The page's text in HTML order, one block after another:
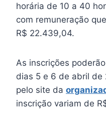
horária de 10 a 40
com remuneração
R$ 22.439,04.
As inscrições
dias 5 e 6 de abril de
pelo site da
inscrição variam de